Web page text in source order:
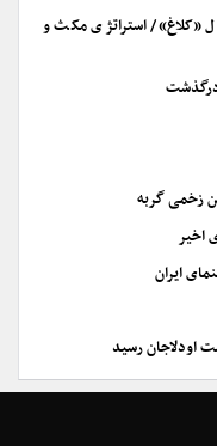
«کلاغ»/ استراتژی مکث و
درگذشت
زخمی گربه
ایران
اودلاجان رسید